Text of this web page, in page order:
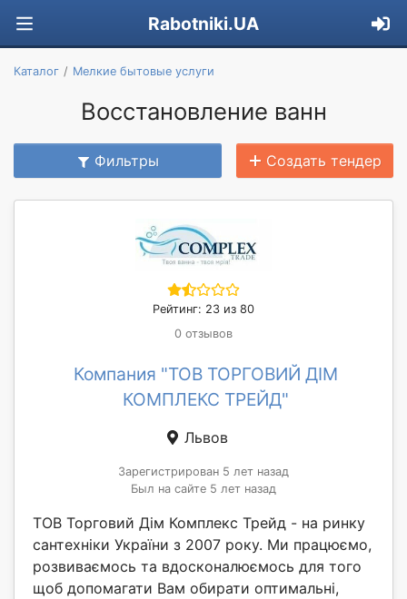
Rabotniki.UA
Каталог Мелкие бытовые услуги
Восстановление ванн
Фильтры Создать тендер
Рейтинг: 23 из 80
0 отзывов
Компания "ТОВ ТОРГОВИЙ ДІМ
КОМПЛЕКС ТРЕЙД"
Львов
Зарегистрирован 5 лет назад
Был на сайте 5 лет назад
ТОВ Торговий Дім Комплекс Трейд - на ринку
сантехніки України з 2007 року. Ми працюємо,
розвиваємось та вдосконалюємось для того
щоб допомагати Вам обирати оптимальні,